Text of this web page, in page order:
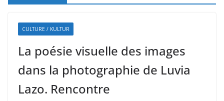
CULTURE / KULTUR
La poésie visuelle des images
dans la photographie de Luvia
Lazo. Rencontre